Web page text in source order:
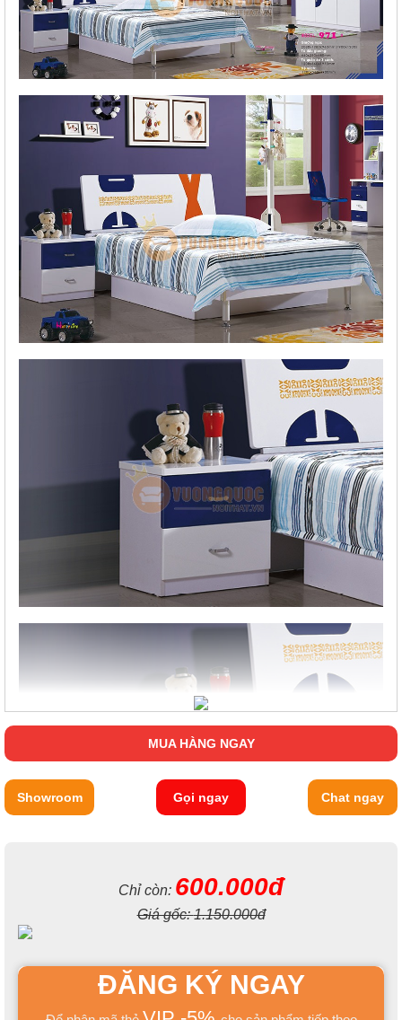
MUA HÀNG NGAY
Showroom Gọi ngay Chat ngay
Chỉ còn: 600.000đ
Giá gốc:1.150.000đ
ĐĂNG KÝ NGAY